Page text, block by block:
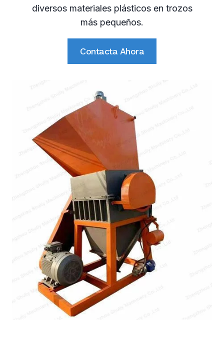
diversos materiales plásticos en trozos
más pequeños.
Contacta Ahora